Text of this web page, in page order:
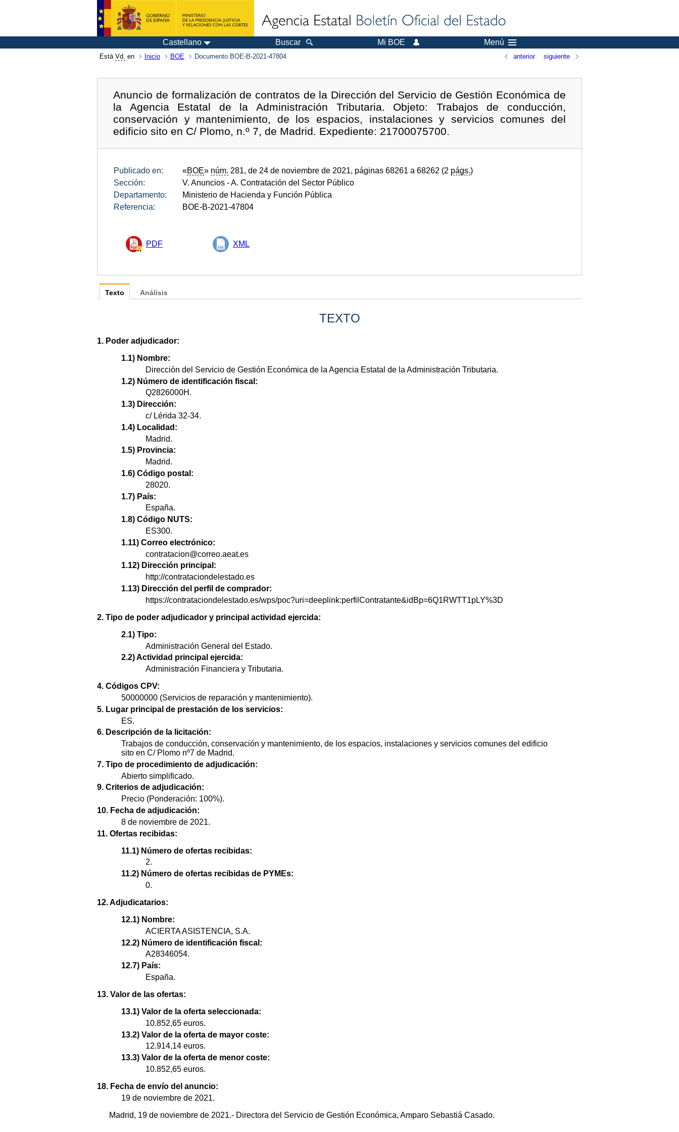
Castellano Buscar Mi BOE Menú
Está Vd. en Inicio BOE Documento BOE-B-2021-47804 anterior siguiente
Anuncio de formalización de contratos de la Dirección del Servicio de Gestión Económica de
la Agencia Estatal de la Administración Tributaria. Objeto: Trabajos de conducción,
conservación y mantenimiento, de los espacios, instalaciones y servicios comunes del
edificio sito en C/ Plomo, n.º 7, de Madrid. Expediente: 21700075700.
Publicado en: «BOE» núm. 281, de 24 de noviembre de 2021, páginas 68261 a 68262 (2 págs.)
Sección:
V. Anuncios - A. Contratación del Sector Público
Departamento:
Ministerio de Hacienda y Función Pública
Referencia:
BOE-B-2021-47804
PDF XML
Texto
TEXTO
1. Poder adjudicador:
1.1) Nombre:
Dirección del Servicio de Gestión Económica de la Agencia Estatal de la Administración Tributaria.
1.2) Número de identificación fiscal:
Q2826000H.
1.3) Dirección:
c/ Lérida 32-34.
1.4) Localidad:
Madrid.
1.5) Provincia:
Madrid.
1.6) Código postal:
28020.
1.7) País:
España.
1.8) Código NUTS:
ES300.
1.11) Correo electrónico:
contratacion@correo.aeat.es
1.12) Dirección principal:
http://contrataciondelestado.es
1.13) Dirección del perfil de comprador:
https://contrataciondelestado.es/wps/poc?uri=deeplink:perfilContratante&idBp=6Q1RWTT1pLY%3D
2. Tipo de poder adjudicador y principal actividad ejercida:
2.1) Tipo:
Administración General del Estado.
2.2) Actividad principal ejercida:
Administración Financiera y Tributaria.
4. Códigos CPV:
50000000 (Servicios de reparación y mantenimiento).
5. Lugar principal de prestación de los servicios:
ES.
6. Descripción de la licitación:
Trabajos de conducción, conservación y mantenimiento, de los espacios, instalaciones y servicios comunes del edificio
sito en C/ Plomo nº7 de Madrid.
7. Tipo de procedimiento de adjudicación:
Abierto simplificado.
9. Criterios de adjudicación:
Precio (Ponderación: 100%).
10. Fecha de adjudicación:
8 de noviembre de 2021.
11. Ofertas recibidas:
11.1) Número de ofertas recibidas:
2.
11.2) Número de ofertas recibidas de PYMEs:
0.
12. Adjudicatarios:
12.1) Nombre:
ACIERTA ASISTENCIA, S.A.
12.2) Número de identificación fiscal:
A28346054.
12.7) País:
España.
13. Valor de las ofertas:
13.1) Valor de la oferta seleccionada:
10.852,65 euros.
13.2) Valor de la oferta de mayor coste:
12.914,14 euros.
13.3) Valor de la oferta de menor coste:
10.852,65 euros.
18. Fecha de envío del anuncio:
19 de noviembre de 2021.
Madrid, 19 de noviembre de 2021.- Directora del Servicio de Gestión Económica, Amparo Sebastiá Casado.
Análisis